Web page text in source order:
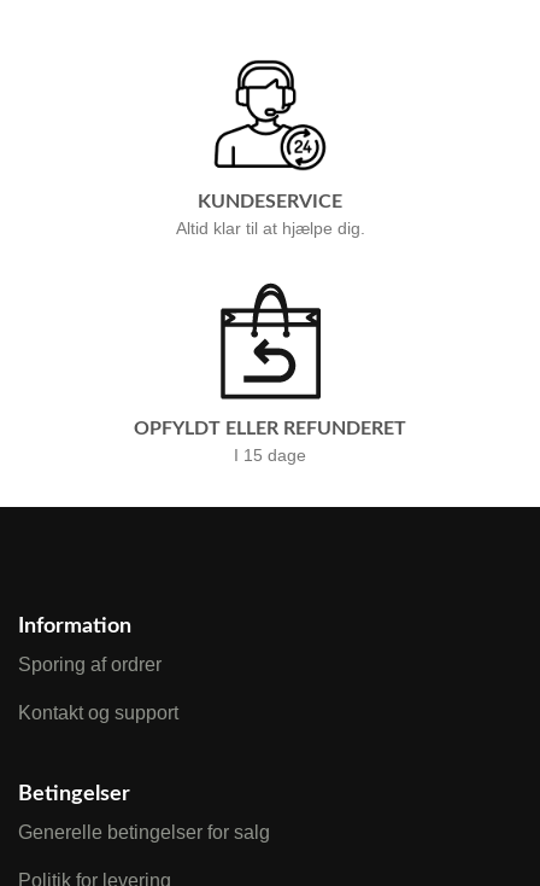
KUNDESERVICE
Altid klar til at hjælpe dig.
OPFYLDT ELLER REFUNDERET
I 15 dage
Information
Sporing af ordrer
Kontakt og support
Betingelser
Generelle betingelser for salg
Politik for levering